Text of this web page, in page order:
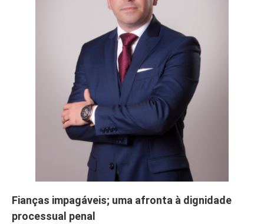
Fianças impagáveis; uma afronta à dignidade
processual penal